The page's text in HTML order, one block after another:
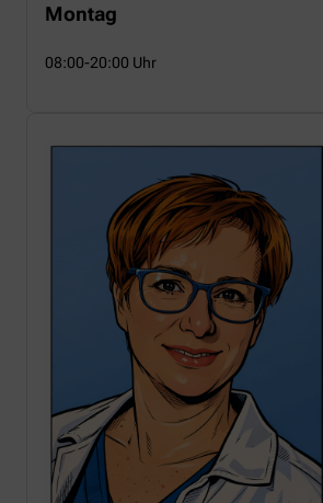
Montag
08:00-20:00 Uhr